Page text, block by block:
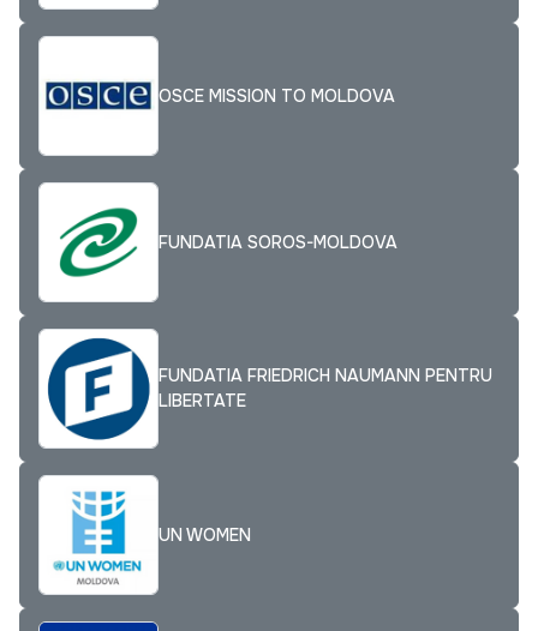
OSCE MISSION TO MOLDOVA
FUNDATIA SOROS-MOLDOVA
FUNDATIA FRIEDRICH NAUMANN PENTRU
LIBERTATE
UN WOMEN